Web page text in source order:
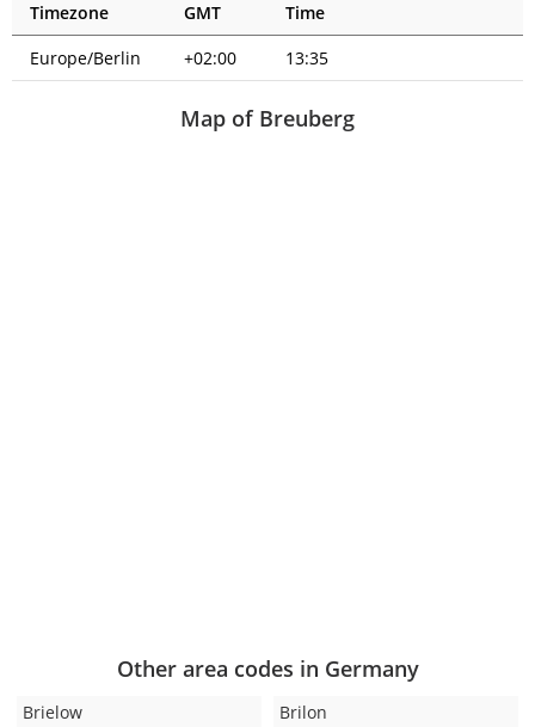
Timezone GMT
Time
Europe/Berlin
+02:00 13:35
Map of Breuberg
Other area codes in Germany
Brielow Brilon